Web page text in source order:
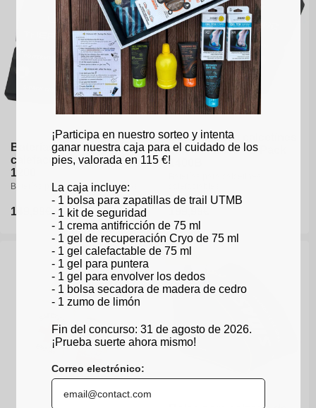
Baterías para calcetines
calefactables - S-Pack
1200
Baterías para calcetines térmicos
Precio
149,99€
Baterías para calcetines
calefactables - S-Pack
1400B
habitual
Nuevo
¡Participa en nuestro sorteo y intenta
ganar nuestra caja para el cuidado de los
pies, valorada en 115 €!
La caja incluye:
- 1 bolsa para zapatillas de trail UTMB
- 1 kit de seguridad
- 1 crema antifricción de 75 ml
- 1 gel de recuperación Cryo de 75 ml
- 1 gel calefactable de 75 ml
- 1 gel para puntera
- 1 gel para envolver los dedos
- 1 bolsa secadora de madera de cedro
- 1 zumo de limón
Fin del concurso: 31 de agosto de 2026.
¡Prueba suerte ahora mismo!
Correo electrónico: